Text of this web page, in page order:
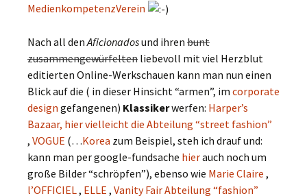
MedienkompetenzVerein
Nach all denAficionadosund ihren bunt
zusammengewürfelten liebevoll mit viel Herzblut
editierten Online-Werkschauen kann man nun einen
Blick auf die ( in dieser Hinsicht “armen”, im corporate
design gefangenen) Klassikerwerfen: Harper’s
Bazaar, hier vielleicht die Abteilung “street fashion”
, VOGUE (…Korea zum Beispiel, steh ich drauf und:
kann man per google-fundsache hierauch noch um
große Bilder “schröpfen”), ebenso wie Marie Claire ,
l’OFFICIEL, ELLE , Vanity Fair Abteilung “fashion”